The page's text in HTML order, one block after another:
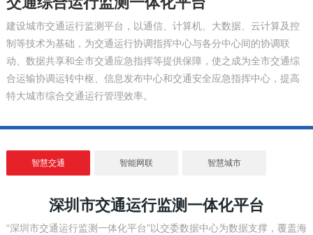
建设城市交通运行监测平台，以通信、计算机、大数据、云计算及控
制等技术为基础，为交通运行协调指挥中心与各分中心间的协调联
动、数据共享和全市交通应急指挥等提供保障，使之成为全市交通综
合运输协调运转中枢、信息发布中心和交通安全应急指挥中心，提高
特大城市综合交通运行管理效率。
智慧交通 智能网联 智慧城市
深圳市交通运行监测一体化平台
“深圳市交通运行监测一体化平台”以交委数据中心为数据支撑，覆盖海